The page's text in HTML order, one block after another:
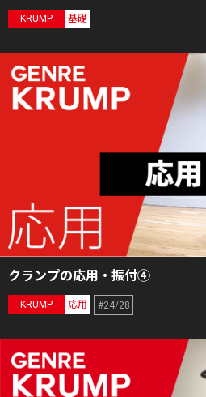
KRUMP 基礎
クランプの応用・振付④
KRUMP 応用 #24/28